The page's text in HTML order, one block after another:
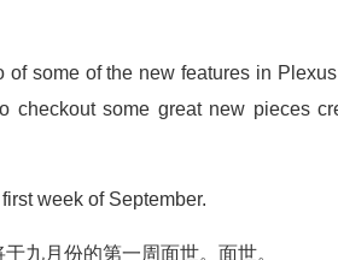
of some of the new features in
checkout some great new pieces
week of September.
九月份的第一周面世。面世。